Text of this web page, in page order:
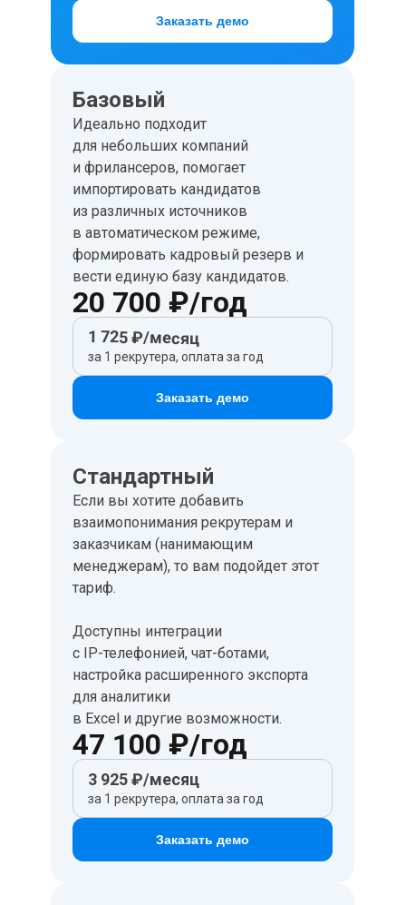
Заказать демо
Базовый
Идеально подходит
для небольших компаний
и фрилансеров, помогает
импортировать кандидатов
из различных источников
в автоматическом режиме,
формировать кадровый резерв и
вести единую базу кандидатов.
20 700 ₽/год
1 725 ₽/месяц
за 1 рекрутера, оплата за год
Заказать демо
Стандартный
Если вы хотите добавить
взаимопонимания рекрутерам и
заказчикам (нанимающим
менеджерам), то вам подойдет этот
тариф.
Доступны интеграции
с IP-телефонией, чат-ботами,
настройка расширенного экспорта
для аналитики
в Excel и другие возможности.
47 100 ₽/год
3 925 ₽/месяц
за 1 рекрутера, оплата за год
Заказать демо